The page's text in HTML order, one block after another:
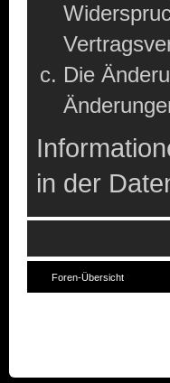
Die
in der
Foren-Übersicht